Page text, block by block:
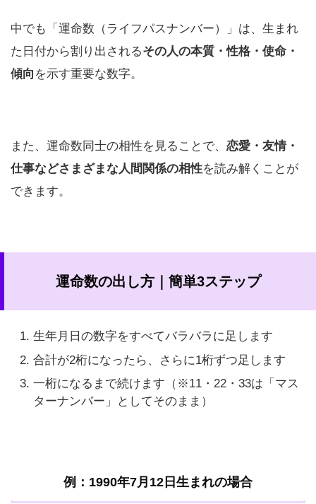
中でも「運命数（ライフパスナンバー）」は、生まれ
た日付から割り出されるその人の本質・性格・使命・
傾向 を示す重要な数字。
また、運命数同士の相性を見ることで、 恋愛・友情・
仕事などさまざまな人間関係の相性を読み解くことが
できます。
運命数の出し方｜簡単3ステップ
生年月日の数字をすべてバラバラに足します
合計が2桁になったら、さらに1桁ずつ足します
一桁になるまで続けます（※11・22・33は「マス
ターナンバー」としてそのまま）
例：1990年7月12日生まれの場合